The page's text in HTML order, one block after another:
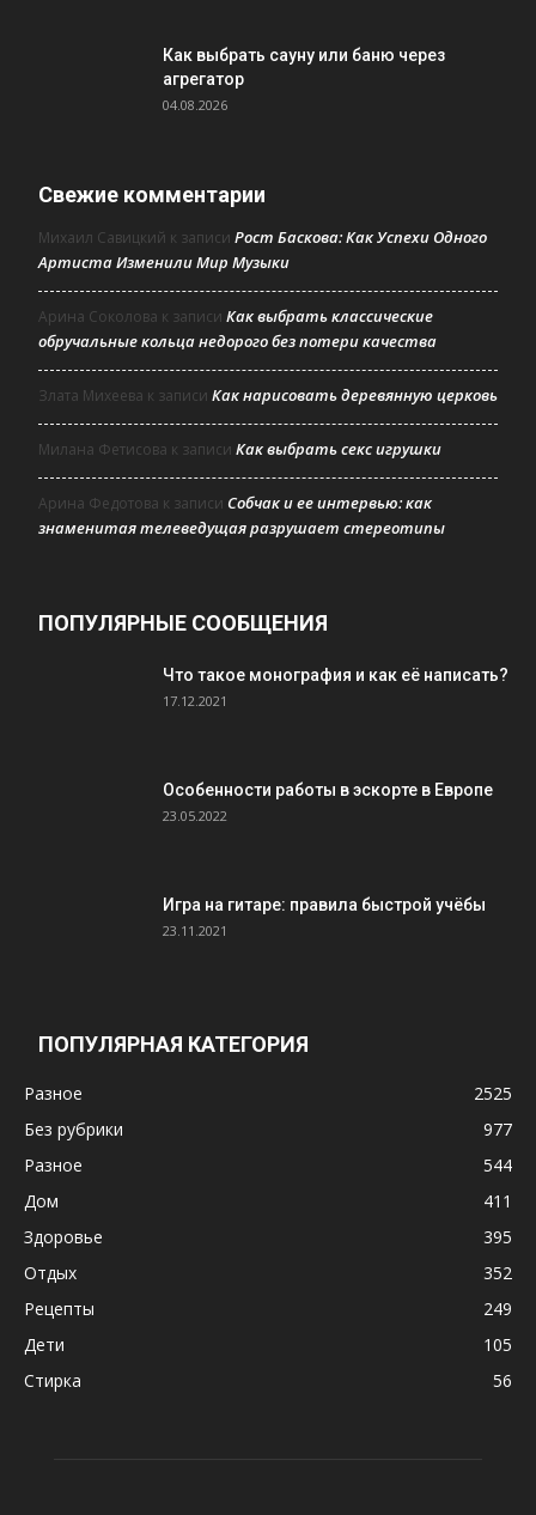
Как выбрать сауну или баню через
агрегатор
04.08.2026
Свежие комментарии
Михаил Савицкий к записи Рост Баскова: Как Успехи Одного
Артиста Изменили Мир Музыки
Арина Соколова к записи Как выбрать классические
обручальные кольца недорого без потери качества
Злата Михеева к записи Как нарисовать деревянную церковь
Милана Фетисова к записи Как выбрать секс игрушки
Арина Федотова к записи Собчак и ее интервью: как
знаменитая телеведущая разрушает стереотипы
ПОПУЛЯРНЫЕ СООБЩЕНИЯ
Что такое монография и как её написать?
17.12.2021
Особенности работы в эскорте в Европе
23.05.2022
Игра на гитаре: правила быстрой учёбы
23.11.2021
ПОПУЛЯРНАЯ КАТЕГОРИЯ
Разное
2525
Без рубрики
977
Разное
544
Дом
411
Здоровье
395
Отдых
352
Рецепты
249
Дети
105
Стирка
56